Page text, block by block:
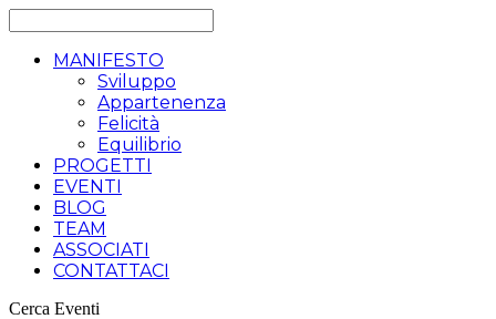
MANIFESTO
Sviluppo
Appartenenza
Felicità
Equilibrio
PROGETTI
EVENTI
BLOG
TEAM
ASSOCIATI
CONTATTACI
Cerca Eventi